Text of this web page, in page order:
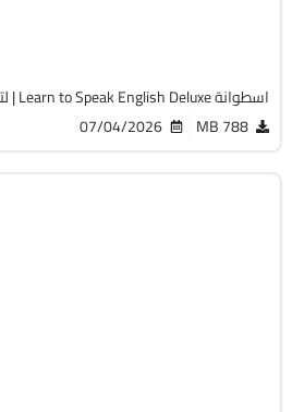
اسطوانة Learn to Speak English Deluxe | لتعليم اللغة الإجليزية
788 MB
07/04/2026